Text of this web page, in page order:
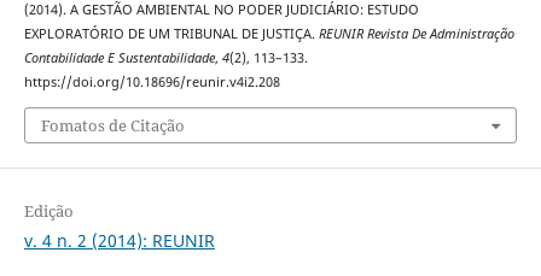
(2014). A GESTÃO AMBIENTAL NO PODER JUDICIÁRIO: ESTUDO
EXPLORATÓRIO DE UM TRIBUNAL DE JUSTIÇA. REUNIR Revista De Administração
Contabilidade E Sustentabilidade, 4(2), 113–133.
https://doi.org/10.18696/reunir.v4i2.208
Fomatos de Citação
Edição
v. 4 n. 2 (2014): REUNIR